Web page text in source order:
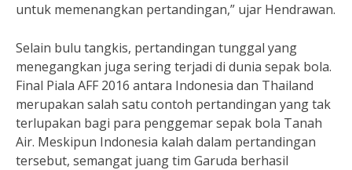
untuk memenangkan pertandingan,” ujar Hendrawan.
Selain bulu tangkis, pertandingan tunggal yang
menegangkan juga sering terjadi di dunia sepak bola.
Final Piala AFF 2016 antara Indonesia dan Thailand
merupakan salah satu contoh pertandingan yang tak
terlupakan bagi para penggemar sepak bola Tanah
Air. Meskipun Indonesia kalah dalam pertandingan
tersebut, semangat juang tim Garuda berhasil